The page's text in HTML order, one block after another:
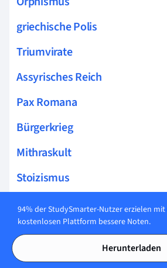
griechische Polis
Triumvirate
Assyrisches Reich
Pax Romana
Bürgerkrieg
Mithraskult
Stoizismus
Antike Philosophie
Anaxagoras
94% der StudySmarter-Nutzer erzielen
kostenlosen Plattform bessere Noten.
Herunterladen